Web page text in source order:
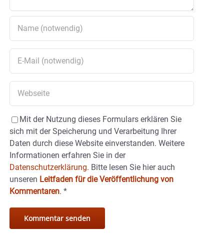
Mit der Nutzung dieses Formulars erklären Sie
sich mit der Speicherung und Verarbeitung Ihrer
Daten durch diese Website einverstanden. Weitere
Informationen erfahren Sie in der
Datenschutzerklärung. Bitte lesen Sie hier auch
unseren Leitfaden für die Veröffentlichung von
Kommentaren. *